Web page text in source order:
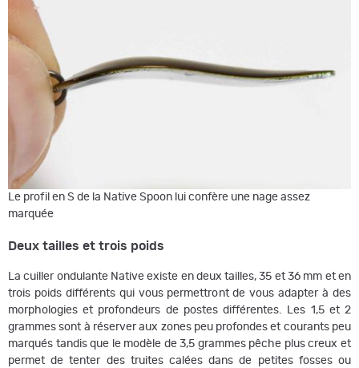
Le profil en S de la Native Spoon lui confère une nage assez
marquée
Deux tailles et trois poids
La cuiller ondulante Native existe en deux tailles, 35 et 36 mm et en
trois poids différents qui vous permettront de vous adapter à des
morphologies et profondeurs de postes différentes. Les 1,5 et 2
grammes sont à réserver aux zones peu profondes et courants peu
marqués tandis que le modèle de 3,5 grammes pêche plus creux et
permet de tenter des truites calées dans de petites fosses ou